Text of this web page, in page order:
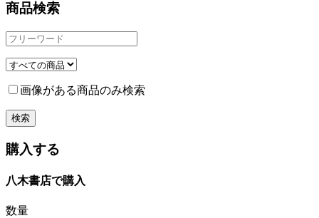
商品検索
画像がある商品のみ検索
購入する
八木書店で購入
数量